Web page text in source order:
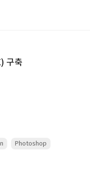
구축
Photoshop